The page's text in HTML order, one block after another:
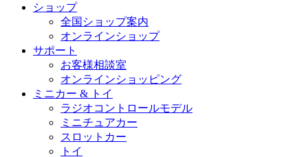
ショップ
全国ショップ案内
オンラインショップ
サポート
お客様相談室
オンラインショッピング
ミニカー & トイ
ラジオコントロールモデル
ミニチュアカー
スロットカー
トイ